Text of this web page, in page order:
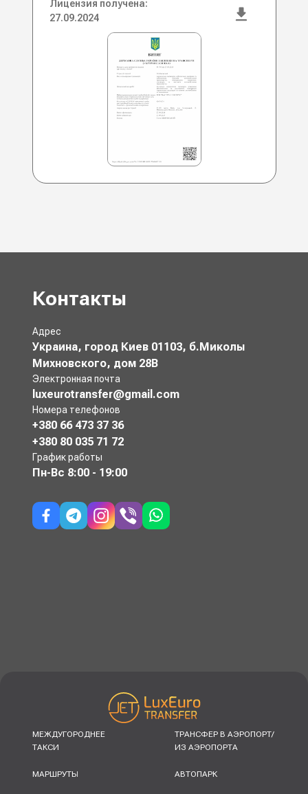
Лицензия получена:
27.09.2024
Контакты
Адрес
Украина, город Киев 01103, б.Миколы
Михновского, дом 28В
Электронная почта
luxeurotransfer@gmail.com
Номера телефонов
+380 66 473 37 36
+380 80 035 71 72
График работы
Пн-Вс 8:00 - 19:00
МЕЖДУГОРОДНЕЕ
ТАКСИ
ТРАНСФЕР В АЭРОПОРТ/
ИЗ АЭРОПОРТА
МАРШРУТЫ АВТОПАРК